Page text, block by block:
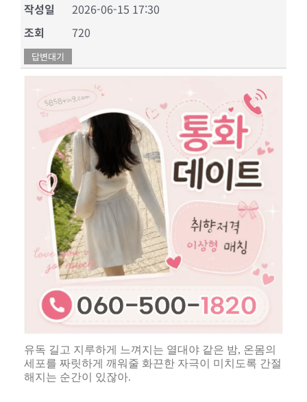
작성일
2026-06-15 17:30
조회
720
답변대기
유독 길고 지루하게 느껴지는 열대야 같은 밤, 온몸의
세포를 짜릿하게 깨워줄 화끈한 자극이 미치도록 간절
해지는 순간이 있잖아.